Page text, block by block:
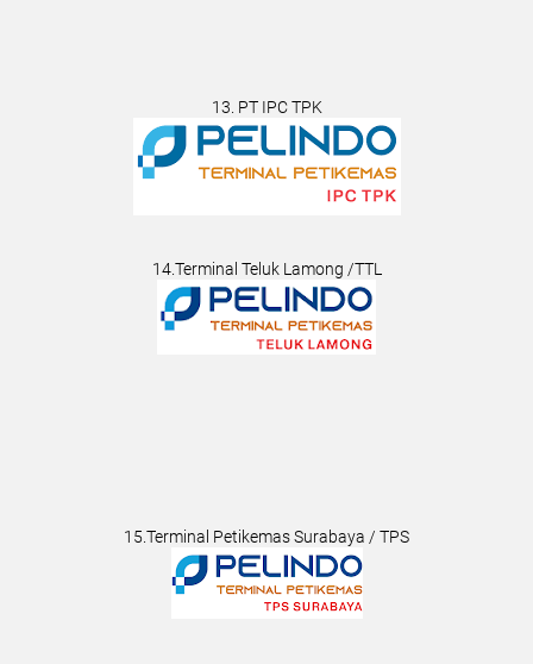
13. PT IPC TPK
14.Terminal Teluk Lamong /TTL
15.Terminal Petikemas Surabaya / TPS